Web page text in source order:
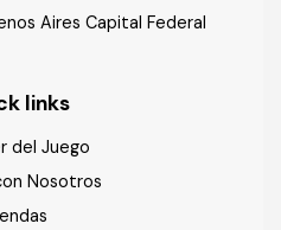
Aires Capital Federal
links
del Juego
Nosotros